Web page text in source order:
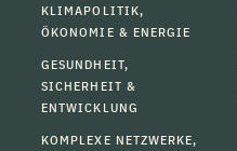
KLIMAPOLITIK,
ÖKONOMIE & ENERGIE
GESUNDHEIT,
SICHERHEIT &
ENTWICKLUNG
KOMPLEXE NETZWERKE,